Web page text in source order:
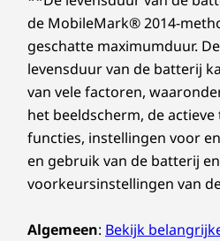
onafhankelijke
Raven Black
DUURZAAMHEID
Materiaal
Chassis:
85% post-consumer content
de MobileMark® 2014-
geschatte maximumduur.
levensduur van de batterij
van vele factoren,
het beeldscherm, de
functies, instellingen voor
en gebruik van de batterij
voorkeursinstellingen van
Algemeen: Bekijk